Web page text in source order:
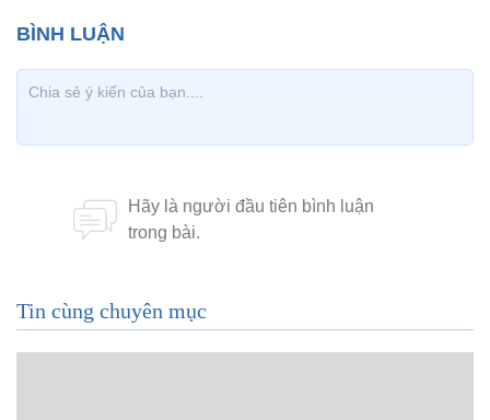
Tin cùng chuyên mục